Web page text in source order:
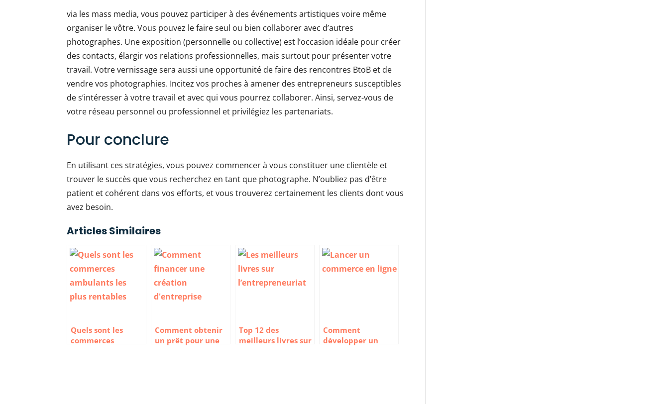
via les mass media, vous pouvez participer à des événements artistiques voire même
organiser le vôtre. Vous pouvez le faire seul ou bien collaborer avec d’autres
photographes. Une exposition (personnelle ou collective) est l’occasion idéale pour créer
des contacts, élargir vos relations professionnelles, mais surtout pour présenter votre
travail. Votre vernissage sera aussi une opportunité de faire des rencontres BtoB et de
vendre vos photographies. Incitez vos proches à amener des entrepreneurs susceptibles
de s’intéresser à votre travail et avec qui vous pourrez collaborer. Ainsi, servez-vous de
votre réseau personnel ou professionnel et privilégiez les partenariats.
Pour conclure
En utilisant ces stratégies, vous pouvez commencer à vous constituer une clientèle et
trouver le succès que vous recherchez en tant que photographe. N’oubliez pas d’être
patient et cohérent dans vos efforts, et vous trouverez certainement les clients dont vous
avez besoin.
Articles Similaires
Quels sont les
commerces
Comment obtenir
un prêt pour une
Top 12 des
meilleurs livres sur
Comment
développer un